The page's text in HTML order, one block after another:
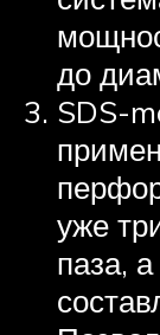
до
SDS-
уже
паза,